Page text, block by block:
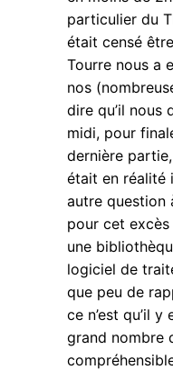
particulier du
était censé
Tourre nous a
nos
dire qu’il nous
midi, pour
dernière
était en réalité
autre question
pour cet
une
logiciel de
que peu de
ce n’est qu’il
grand nombre